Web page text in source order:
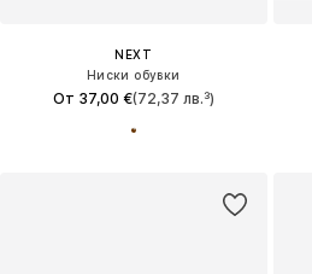
NEXT
Ниски обувки
От 37,00 €(72,37 лв.³)